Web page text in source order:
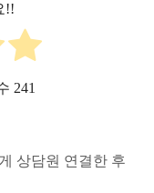
!!
241
상담원 연결한 후